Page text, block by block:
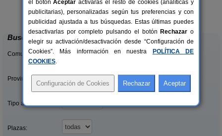
2-44+16 pers.
desde28 €
Complejo Rural Balcón de Valor
Válor (Granada)
Buscar
Comunidades:
Provincias/Islas:
Tipo alquiler:
Plazas:
el botónAceptar activarás el resto de cookies (analíticas y
publicitarias), personalizadas según tus preferencias y con
publicidad ajustada a tus búsquedas. Estas últimas puedes
desactivarlas por completo pulsando el botón Rechazar o
elegir su activación/desactivación desde “Configuración de
Cookies”. Más información en nuestra
POLÍTICA DE
COOKIES.